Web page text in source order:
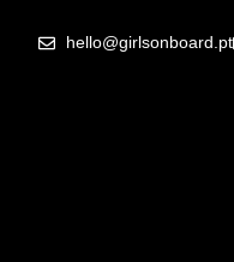
hello@girlsonboard.pt